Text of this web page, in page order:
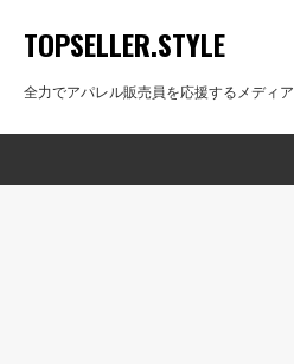
TOPSELLER.STYLE
全力でアパレル販売員を応援するメディア